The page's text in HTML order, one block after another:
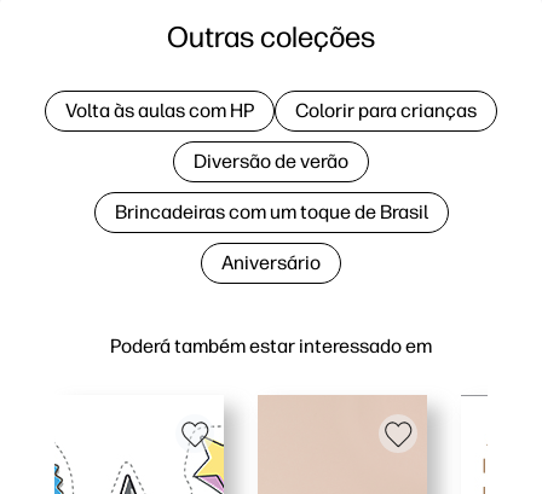
Poderá também estar interessado em
Outras coleções
Volta às aulas com HP Colorir para crianças
Diversão de verão
Brincadeiras com um toque de Brasil
Aniversário